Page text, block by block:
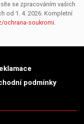
se zpracováním vašich
od 1. 4. 2026. Kompletní
ochrana-soukromi.
podmínky